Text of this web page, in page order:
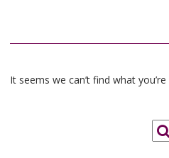
It seems we can’t find what